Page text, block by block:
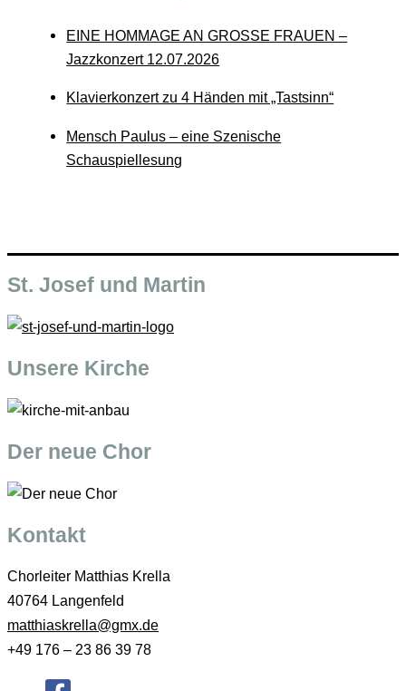
EINE HOMMAGE AN GROSSE FRAUEN –
Jazzkonzert 12.07.2026
Klavierkonzert zu 4 Händen mit „Tastsinn“
Mensch Paulus – eine Szenische
Schauspiellesung
St. Josef und Martin
Unsere Kirche
Der neue Chor
Kontakt
Chorleiter Matthias Krella
40764 Langenfeld
matthiaskrella@gmx.de
+49 176 – 23 86 39 78